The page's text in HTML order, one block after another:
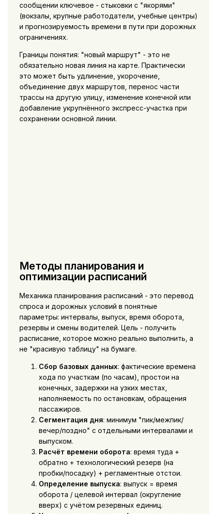
сообщении ключевое - стыковки с "якорями"
(вокзалы, крупные работодатели, учебные центры)
и прогнозируемость времени в пути при дорожных
ограничениях.
Границы понятия: "новый маршрут" - это не
обязательно новая линия на карте. Практически
это может быть удлинение, укорочение,
объединение двух маршрутов, перенос части
трассы на другую улицу, изменение конечной или
добавление укрупнённого экспресс-участка при
сохранении основной линии.
Методы планирования и
оптимизации расписаний
Механика планирования расписаний - это перевод
спроса и дорожных условий в понятные
параметры: интервалы, выпуск, время оборота,
резервы и смены водителей. Цель - получить
расписание, которое можно реально выполнить, а
не "красивую таблицу" на бумаге.
Сбор базовых данных: фактические времена
хода по участкам (по часам), простои на
конечных, задержки на узких местах,
наполняемость по остановкам, обращения
пассажиров.
Сегментация дня: минимум "пик/межпик/
вечер/поздно" с отдельными интервалами и
выпуском.
Расчёт времени оборота: время туда +
обратно + технологический резерв (на
пробки/посадку) + регламентные отстои.
Определение выпуска: выпуск = время
оборота / целевой интервал (округление
вверх) с учётом резервных единиц.